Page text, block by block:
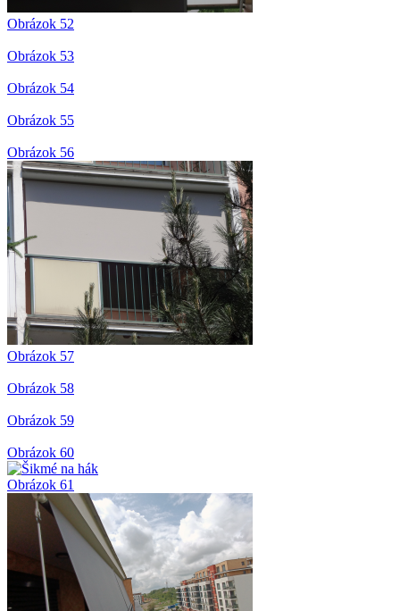
Obrázok 52
Obrázok 53
Obrázok 54
Obrázok 55
Obrázok 56
Obrázok 57
Obrázok 58
Obrázok 59
Obrázok 60
Obrázok 61